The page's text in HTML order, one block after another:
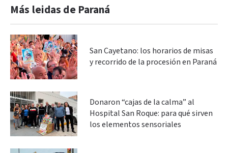
Más leidas de Paraná
San Cayetano: los horarios de misas
y recorrido de la procesión en Paraná
Donaron “cajas de la calma” al
Hospital San Roque: para qué sirven
los elementos sensoriales